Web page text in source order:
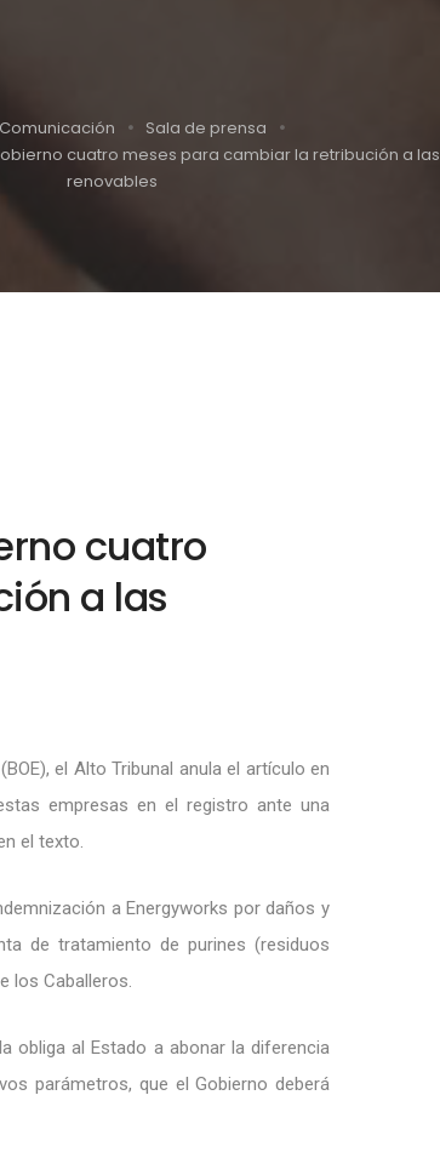
Comunicación
Sala de prensa
cuatro meses para cambiar la retribución a las
renovables
cuatro
a las
el Alto Tribunal anula el artículo en
empresas en el registro ante una
el texto.
a Energyworks por daños y
de tratamiento de purines (residuos
los Caballeros.
obliga al Estado a abonar la diferencia
parámetros, que el Gobierno deberá